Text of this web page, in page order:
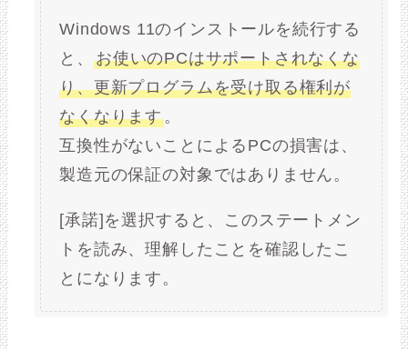
Windows 11のインストールを続行する
と、 お使いのPCはサポートされなくな
り、更新プログラムを受け取る権利が
なくなります。
互換性がないことによるPCの損害は、
製造元の保証の対象ではありません。
[承諾]を選択すると、このステートメン
トを読み、理解したことを確認したこ
とになります。